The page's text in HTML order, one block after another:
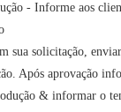
- Informe aos
sua solicitação,
Após aprovação
& informar o